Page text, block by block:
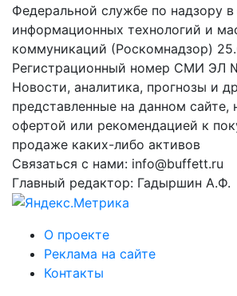
Федеральной службе по надзору в
информационных технологий и
коммуникаций (Роскомнадзор)
Регистрационный номер СМИ
Новости, аналитика, прогнозы и
представленные на данном сайте,
офертой или рекомендацией к
продаже каких-либо активов
Связаться с нами: info@buffett.ru
Главный редактор: Гадыршин А.Ф.
О проекте
Реклама на сайте
Контакты